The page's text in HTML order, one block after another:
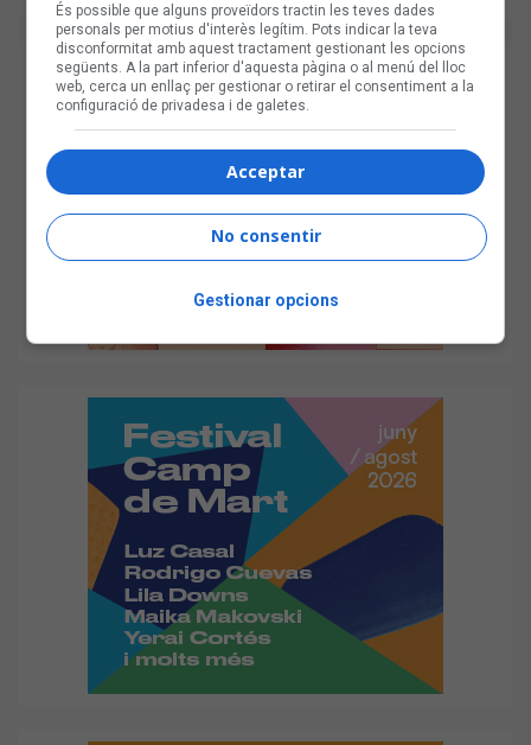
És possible que alguns proveïdors tractin les teves dades
personals per motius d'interès legítim. Pots indicar la teva
disconformitat amb aquest tractament gestionant les opcions
següents. A la part inferior d'aquesta pàgina o al menú del lloc
web, cerca un enllaç per gestionar o retirar el consentiment a la
configuració de privadesa i de galetes.
Acceptar
No consentir
Gestionar opcions